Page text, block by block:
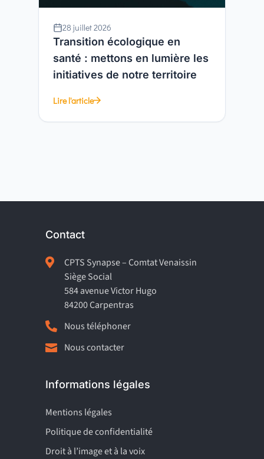
28 juillet 2026
Transition écologique en
santé : mettons en lumière les
initiatives de notre territoire
Lire l'article
Contact

CPTS Synapse – Comtat Venaissin
Siège Social
584 avenue Victor Hugo
84200 Carpentras
 Nous téléphoner
 Nous contacter
Informations légales
Mentions légales
Politique de confidentialité
Droit à l’image et à la voix